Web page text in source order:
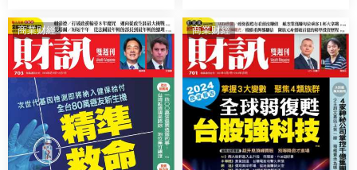
商業财經 商業财經